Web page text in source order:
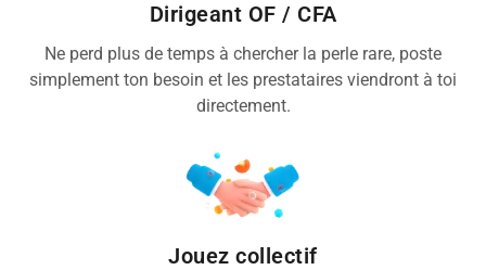
Dirigeant OF / CFA
Ne perd plus de temps à chercher la perle rare, poste
simplement ton besoin et les prestataires viendront à toi
directement.
Jouez collectif